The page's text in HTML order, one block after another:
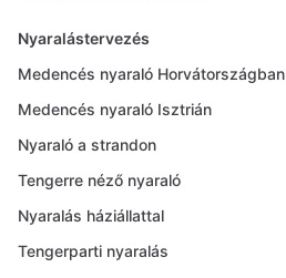
Nyaralástervezés
Medencés nyaraló Horvátországban
Medencés nyaraló Isztrián
Nyaraló a strandon
Tengerre néző nyaraló
Nyaralás háziállattal
Tengerparti nyaralás